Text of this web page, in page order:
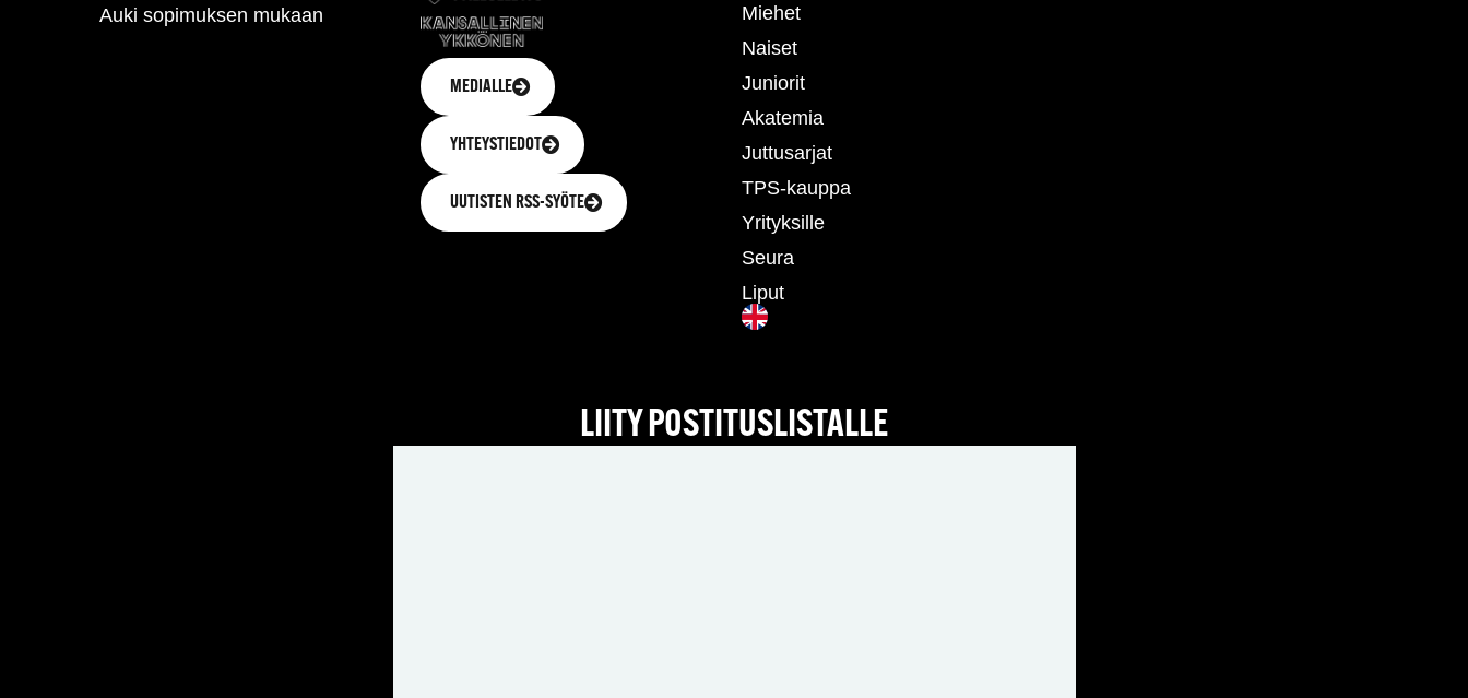
Auki sopimuksen mukaan
MEDIALLE
YHTEYSTIEDOT
UUTISTEN RSS-SYÖTE
Miehet
Naiset
Juniorit
Akatemia
Juttusarjat
TPS-kauppa
Yrityksille
Seura
Liput
LIITY POSTITUSLISTALLE